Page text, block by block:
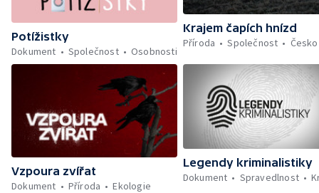
Potížistky
Dokument
Společnost Osobnosti
Krajem čapích hnízd
Příroda
Společnost Česko
Vzpoura zvířat
Dokument
Příroda Ekologie
Legendy kriminalistiky
Dokument
Spravedlnost